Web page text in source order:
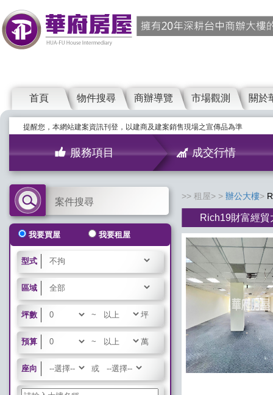
首頁 物件搜尋 商辦導覽 市場觀測 關於
提醒您，本網站建案資訊刊登，以建商及建案銷售現場之宣傳品為準
服務項目 成交行情
案件搜尋
我要買屋 我要租屋
型式
區域
坪數 ~ 坪
預算 ~ 萬
座向 或
租屋> 辦公大樓
Rich19財富經貿